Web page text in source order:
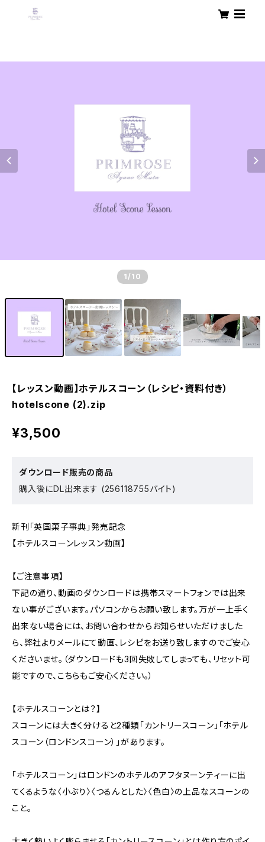
1 /10
【レッスン動画】ホテルスコーン（レシピ・資料付き）
hotelscone (2).zip
¥3,500
ダウンロード販売の商品
購入後にDL出来ます (256118755バイト)
新刊「英国菓子事典」発売記念
【ホテルスコーンレッスン動画】
【ご注意事項】
下記の通り、動画のダウンロードは携帯スマートフォンでは出来
ない事がございます。パソコンからお願い致します。万が一上手く
出来ない場合には、お問い合わせからお知らせいただけました
ら、弊社よりメールにて動画、レシピをお送り致しますのでご安心
くださいませ。（ダウンロードも3回失敗してしまっても、リセット可
能ですので、こちらもご安心ください。）
【ホテルスコーンとは？】
スコーンには大きく分けると2種類「カントリースコーン」「ホテル
スコーン（ロンドンスコーン）」があります。
「ホテルスコーン」はロンドンのホテルのアフタヌーンティーに出
てくるような〈小ぶり〉〈つるんとした〉〈色白〉の上品なスコーンの
こと。